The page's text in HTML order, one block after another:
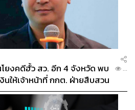
ยงคดีฮั้ว สว. อีก 4 จังหวัด พบ
นให้เจ้าหน้าที่ กกต. ฝ่ายสืบสวน
...